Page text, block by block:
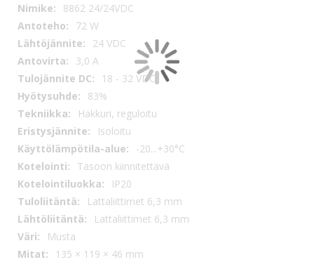
Tekniset
tiedot
8862 24/24VDC
72 W
24 VDC
3,0 A
18 - 32 VDC
83%
Hakkuri, reguloitu
Isoloitu
-20...+30°C
Tasoon kiinnitettävä
IP20
Lattaliittimet 6,3 mm
Lattaliittimet 6,3 mm
Musta
135 × 119 × 46 mm